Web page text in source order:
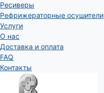
Ресиверы
Рефрижераторные осушители
Услуги
О нас
Доставка и оплата
FAQ
Контакты